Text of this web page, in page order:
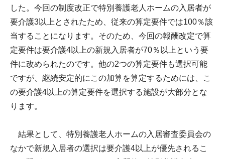
した。今回の制度改正で特別養護老人ホームの入居者が
要介護3以上とされたため、従来の算定要件では100％該
当することになります。そのため、今回の報酬改定で算
定要件は要介護4以上の新規入居者が70％以上という要
件に改められたのです。他の2つの算定要件も選択可能
ですが、継続安定的にこの加算を算定するためには、こ
の要介護4以上の算定要件を選択する施設が大部分とな
ります。
結果として、特別養護老人ホームの入居審査委員会の
なかで新規入居者の選択は要介護4以上が優先されるこ